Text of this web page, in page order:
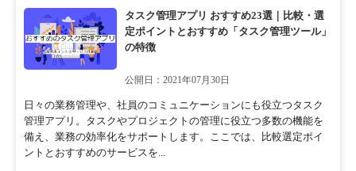
タスク管理アプリ おすすめ23選｜比較・選
定ポイントとおすすめ「タスク管理ツール」
の特徴
公開日：2021年07月30日
日々の業務管理や、社員のコミュニケーションにも役立つタスク
管理アプリ。タスクやプロジェクトの管理に役立つ多数の機能を
備え、業務の効率化をサポートします。ここでは、比較選定ポイ
ントとおすすめのサービスを...